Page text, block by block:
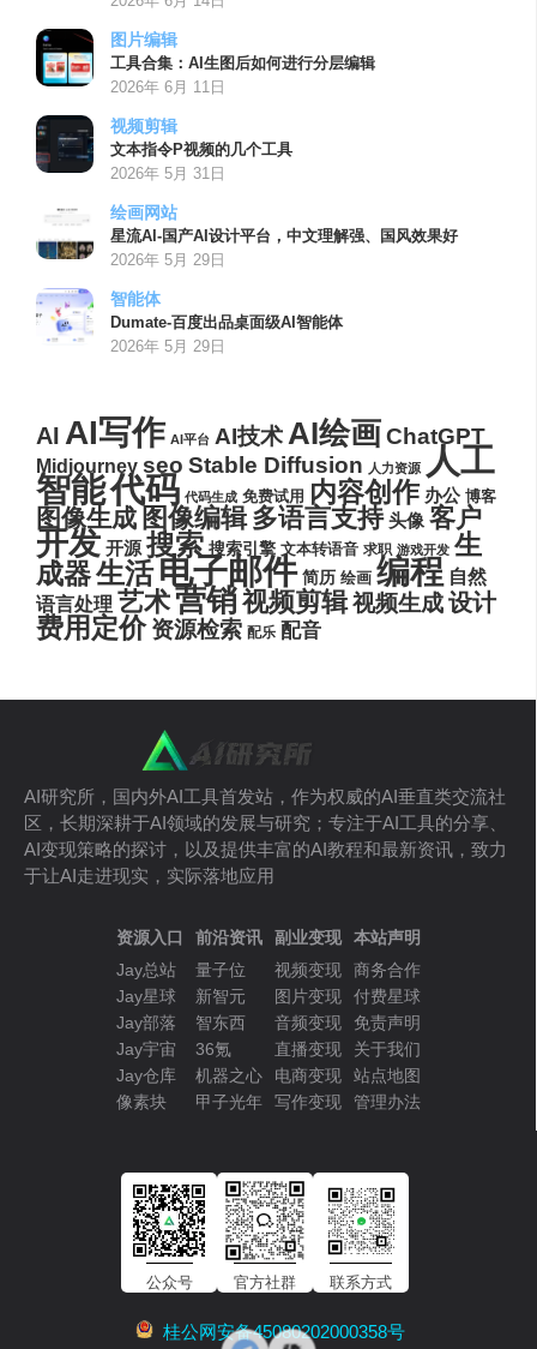
图片编辑
工具合集：AI生图后如何进行分层编辑
2026年 6月 11日
视频剪辑
文本指令P视频的几个工具
2026年 5月 31日
绘画网站
星流AI-国产AI设计平台，中文理解强、国风效果好
2026年 5月 29日
智能体
Dumate-百度出品桌面级AI智能体
2026年 5月 29日
AI AI写作 AI平台 AI技术 AI绘画ChatGPT
Midjourney seo Stable Diffusion 人力资源 人工
智能代码 代码生成 免费试用 内容创作 办公 博客
图像生成 图像编辑 多语言支持 头像 客户
开发 开源 搜索 搜索引擎 文本转语音 求职 游戏开发 生
成器生活电子邮件 简历 绘画 编程 自然
语言处理 艺术营销视频剪辑视频生成设计
费用定价 资源检索 配乐 配音
AI研究所，国内外AI工具首发站，作为权威的AI垂直类交流社
区，长期深耕于AI领域的发展与研究；专注于AI工具的分享、
AI变现策略的探讨，以及提供丰富的AI教程和最新资讯，致力
于让AI走进现实，实际落地应用
资源入口
Jay总站
Jay星球
Jay部落
Jay宇宙
Jay仓库
像素块
前沿资讯
量子位
新智元
智东西
36氪
机器之心
甲子光年
副业变现
视频变现
图片变现
音频变现
直播变现
电商变现
写作变现
本站声明
商务合作
付费星球
免责声明
关于我们
站点地图
管理办法
公众号 官方社群 联系方式
桂公网安备45080202000358号